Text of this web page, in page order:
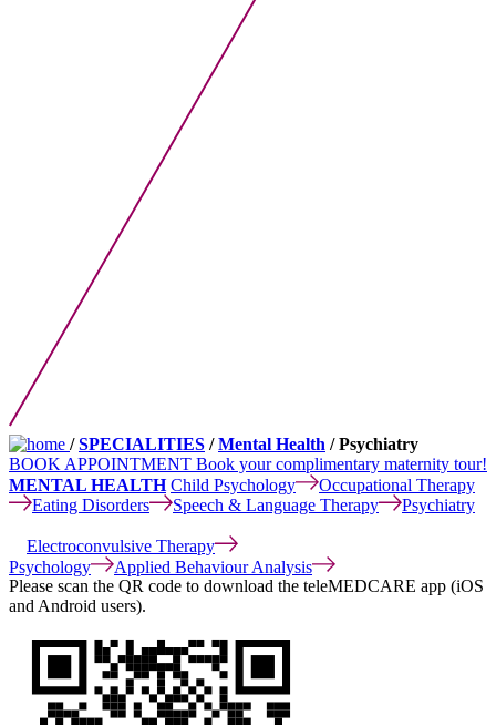
/SPECIALITIES /Mental Health / Psychiatry
BOOK APPOINTMENT Book your complimentary maternity tour!
MENTAL HEALTH Child Psychology
Occupational Therapy
Eating Disorders
Speech & Language Therapy Psychiatry
Electroconvulsive Therapy
Psychology
Applied Behaviour Analysis
Please scan the QR code to download the teleMEDCARE app (iOS
and Android users).